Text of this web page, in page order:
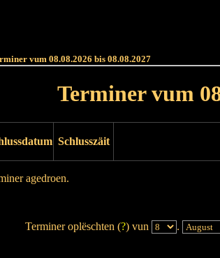
vum 08.08.2026 bis 08.08.2027
Terminer vum
Schlusszäit
agedroen.
Terminer oplëschten (?) vun .